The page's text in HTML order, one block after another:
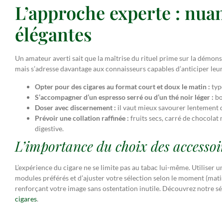
L’approche experte :
élégantes
Un amateur averti sait que la maîtrise du rituel prime sur la
mais s’adresse davantage aux connaisseurs capables d’anticiper
Opter pour des cigares au format court et doux le matin :
S’accompagner d’un espresso serré ou d’un thé noir léger :
Doser avec discernement : il vaut mieux savourer lentement
Prévoir une collation raffinée : fruits secs, carré de chocolat
digestive.
L’importance du choix des
L’expérience du cigare ne se limite pas au tabac lui-même.
modules préférés et d’ajuster votre sélection selon le moment
renforçant votre image sans ostentation inutile. Découvrez notre
cigares.